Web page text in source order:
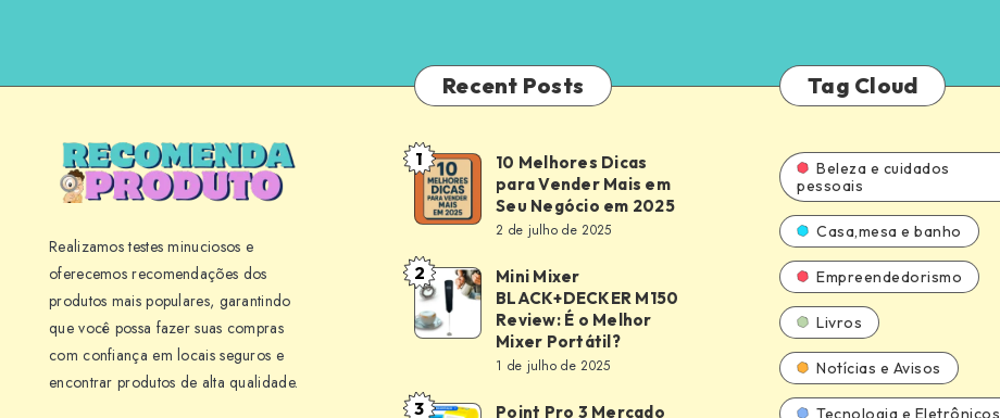
Realizamos testes minuciosos e
oferecemos recomendações dos
produtos mais populares, garantindo
que você possa fazer suas compras
com confiança em locais seguros e
encontrar produtos de alta qualidade.
Recent Posts
10
Melhores
Dicas
para
Vender
Mais
Negócio
1
10 Melhores Dicas
para Vender Mais em
Seu Negócio em 2025
2 de julho de 2025
Mini
Mixer
BLACK+DECKER
Review:
2
Mini Mixer
BLACK+DECKER M150
Review: É o Melhor
Mixer Portátil?
1 de julho de 2025
3 Point Pro 3 Mercado
Tag Cloud
Beleza e cuidados
pessoais
Casa,mesa e banho
Empreendedorismo
Livros
Notícias e Avisos
Tecnologia e Eletrônicos